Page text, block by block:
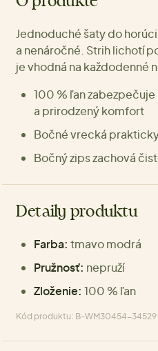
Jednoduché šaty do
a nenáročné. Strih lichotí
je vhodná na každodenné
100 % ľan
a prirodzený komfort
Bočné vrecká
Bočný zips zachová
Detaily produktu
Farba: tmavo modrá
Pružnosť: nepruží
Zloženie: 100 % ľan
Kód produktu: B-WM30454-34529